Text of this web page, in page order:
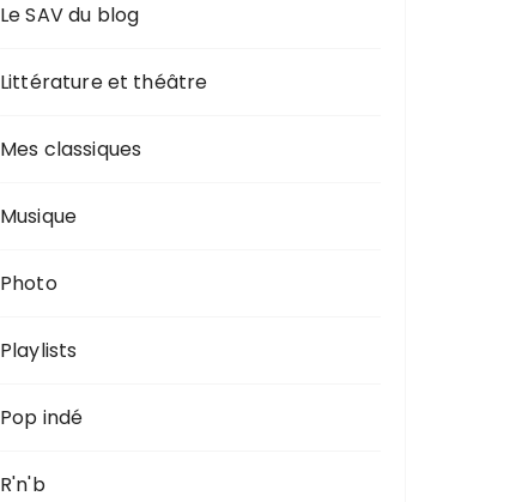
Le SAV du blog
Littérature et théâtre
Mes classiques
Musique
Photo
Playlists
Pop indé
R'n'b